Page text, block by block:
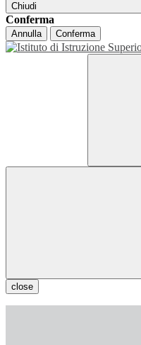
Chiudi
Conferma
Annulla Conferma
close